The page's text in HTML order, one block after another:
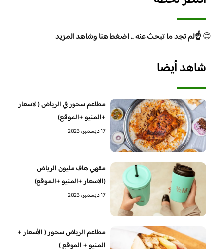
😊☝️لم تجد ما تبحث عنه .. اضغط هنا وشاهد المزيد
شاهد أيضا
مطاعم سحور في الرياض (الاسعار
+المنيو +الموقع)
17 ديسمبر، 2023
مقهي هاف مليون الرياض
(الاسعار +المنيو +الموقع)
17 ديسمبر، 2023
مطاعم الرياض سحور ( الأسعار +
المنيو + الموقع )